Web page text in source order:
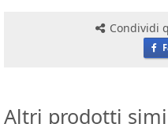
Condividi
Altri prodotti